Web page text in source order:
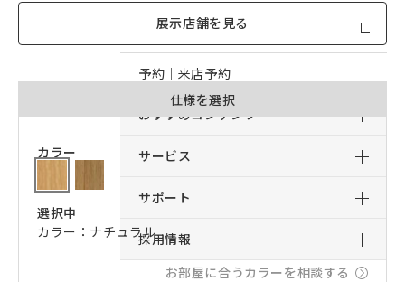
予約｜オンライン接客予約
予約｜来店予約
おすすめコンテンツ
サービス
サポート
採用情報
展示店舗を見る
仕様を選択
カラー
選択中
カラー：ナチュラル
お部屋に合うカラーを相談する